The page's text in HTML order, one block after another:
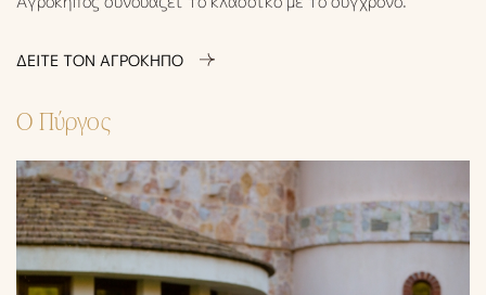
ΔΕΙΤΕ ΤΟΝ ΑΓΡΟΚΗΠΟ
Ο Πύργος